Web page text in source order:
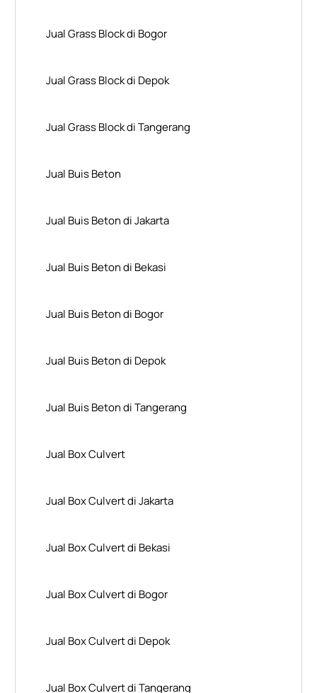
Jual Grass Block di Bogor
Jual Grass Block di Depok
Jual Grass Block di Tangerang
Jual Buis Beton
Jual Buis Beton di Jakarta
Jual Buis Beton di Bekasi
Jual Buis Beton di Bogor
Jual Buis Beton di Depok
Jual Buis Beton di Tangerang
Jual Box Culvert
Jual Box Culvert di Jakarta
Jual Box Culvert di Bekasi
Jual Box Culvert di Bogor
Jual Box Culvert di Depok
Jual Box Culvert di Tangerang